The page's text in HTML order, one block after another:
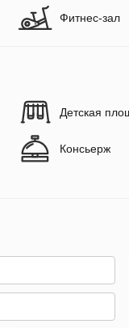
Фитнес-зал
Детская
Консьерж